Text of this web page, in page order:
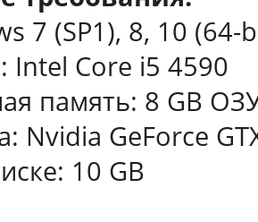
7 (SP1), 8, 10 (64-
Intel Core i5 4590
память: 8 GB
Nvidia GeForce
10 GB